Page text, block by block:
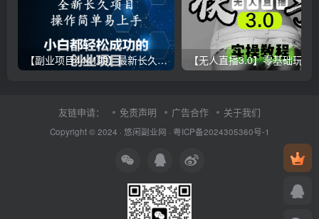
【副业项目4441期】最新长久稳定暴利项目，运费险全新玩法，日赚1000（包含详细教程，全程指导）
友链申请： 免责声明 广告合作 关于我们
Copyright © 2024 · 悠闲副业网 · 粤ICP备2024305360号-1